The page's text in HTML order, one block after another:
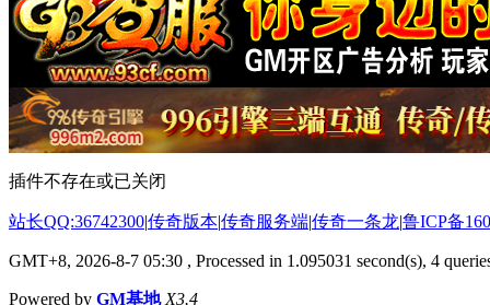
插件不存在或已关闭
站长QQ:36742300|传奇版本|传奇服务端|传奇一条龙|鲁ICP备
GMT+8, 2026-8-7 05:30 , Processed in 1.095031 second(s), 4
Powered by GM基地 X3.4